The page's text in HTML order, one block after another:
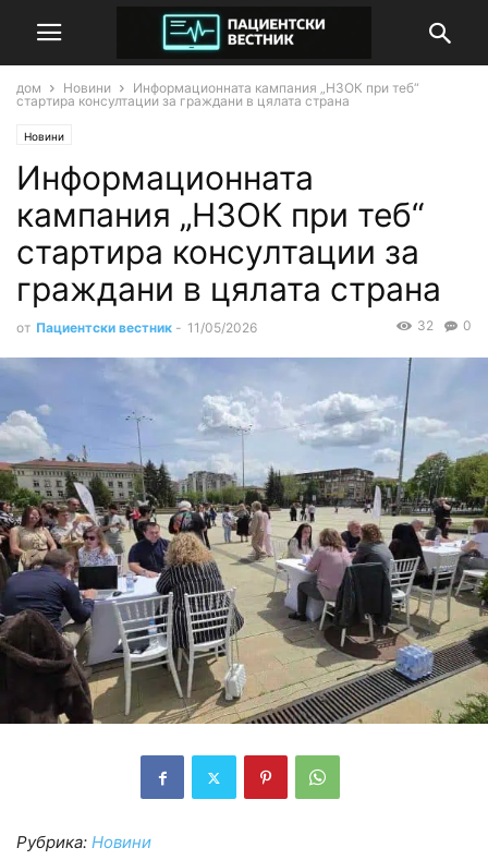
дом Новини
Информационната кампания „НЗОК при теб“
стартира консултации за граждани в цялата страна
Новини
Информационната
кампания „НЗОК при теб“
стартира консултации за
граждани в цялата страна
от Пациентски вестник - 11/05/2026 0
32
Рубрика: Новини